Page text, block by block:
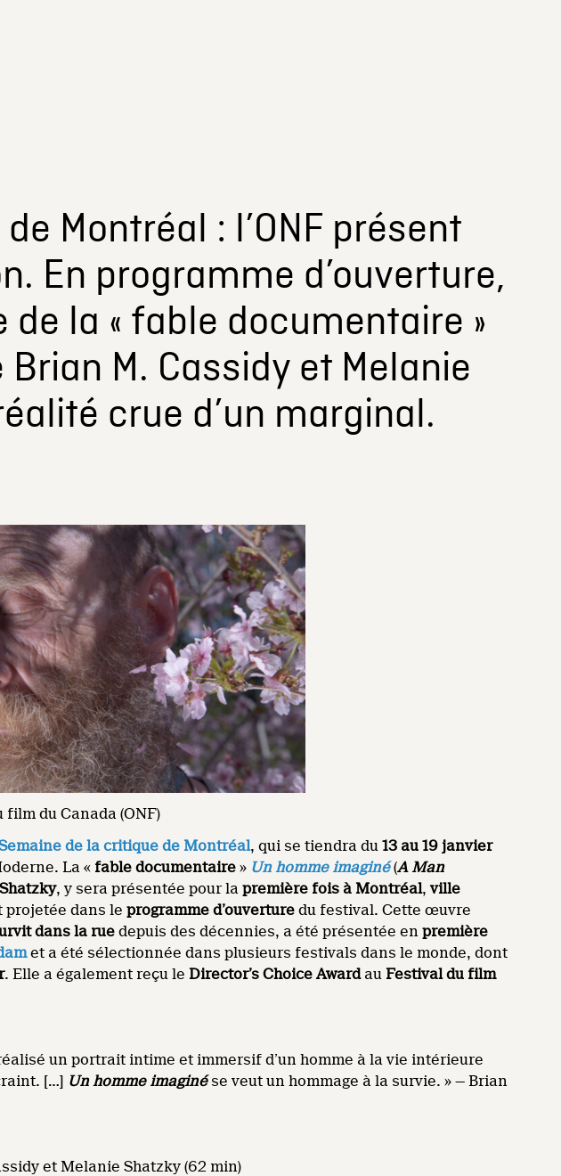
Montréal : l’ONF présent
En programme d’ouverture,
la « fable documentaire »
M. Cassidy et Melanie
crue d’un marginal.
du Canada (ONF)
de la critique de Montréal, qui se tiendra du13 au 19 janvier
La « fable documentaire » Un homme imaginé(A Man
, y sera présentée pour lapremière fois à Montréal,ville
projetée dans leprogramme d’ouverturedu festival. Cette œuvre
dans la ruedepuis des décennies, a été présentée enpremière
et a été sélectionnée dans plusieurs festivals dans le monde, dont
. Elle a également reçu leDirector’s Choice AwardauFestival du film
un portrait intime et immersif d’un homme à la vie intérieure
[…] Un homme imaginése veut un hommage à la survie. » — Brian
et Melanie Shatzky (62 min)